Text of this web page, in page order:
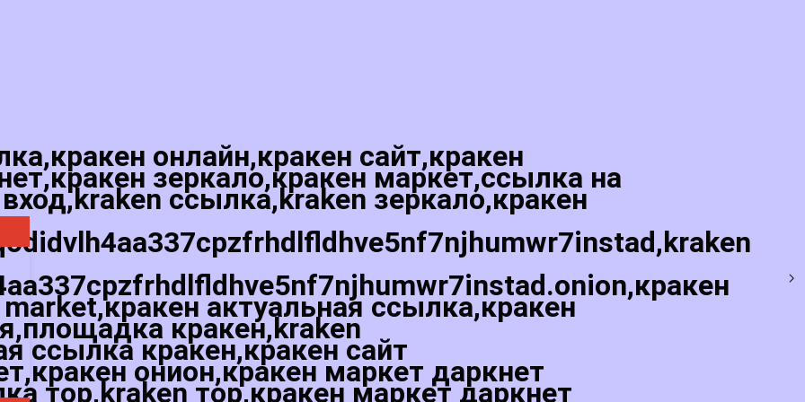
онлайн,кракен сайт,кракен
зеркало,кракен маркет,ссылка на
ссылка,kraken зеркало,кракен
актуальная ссылка,кракен
кракен,kraken
ссылка кракен,кракен сайт
онион,кракен маркет даркнет
тор,kraken тор,кракен маркет даркнет